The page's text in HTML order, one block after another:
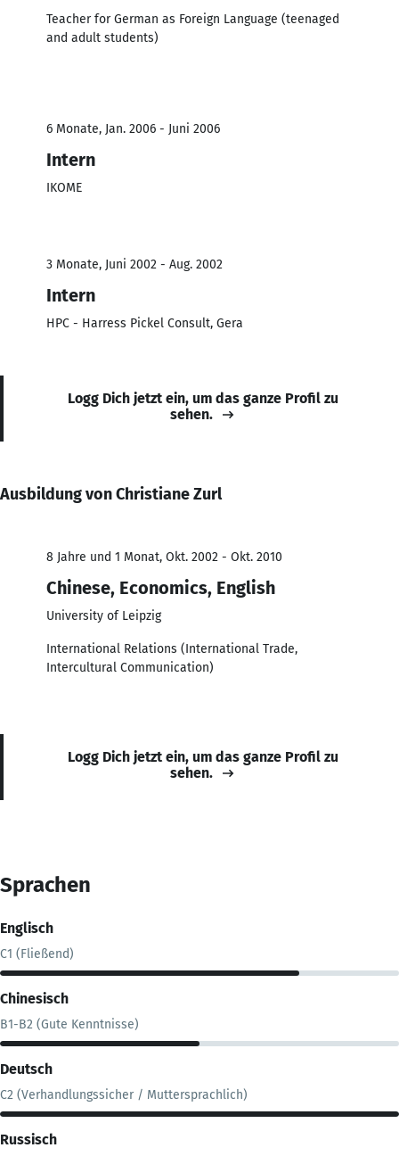
Teacher for German as Foreign Language (teenaged
and adult students)
6 Monate, Jan. 2006 - Juni 2006
Intern
IKOME
3 Monate, Juni 2002 - Aug. 2002
Intern
HPC - Harress Pickel Consult, Gera
Logg Dich jetzt ein, um das ganze Profil zu
sehen.
Ausbildung von Christiane Zurl
8 Jahre und 1 Monat, Okt. 2002 - Okt. 2010
Chinese, Economics, English
University of Leipzig
International Relations (International Trade,
Intercultural Communication)
Logg Dich jetzt ein, um das ganze Profil zu
sehen.
Sprachen
Englisch
C1 (Fließend)
Chinesisch
B1-B2 (Gute Kenntnisse)
Deutsch
C2 (Verhandlungssicher / Muttersprachlich)
Russisch